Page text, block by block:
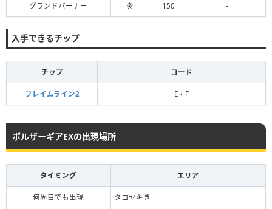
グランドバーナー 炎 150 -
入手できるチップ
チップ コード
フレイムライン2 E・F
ボルザーギアEXの出現場所
タイミング エリア
何周目でも出現 タコヤキき